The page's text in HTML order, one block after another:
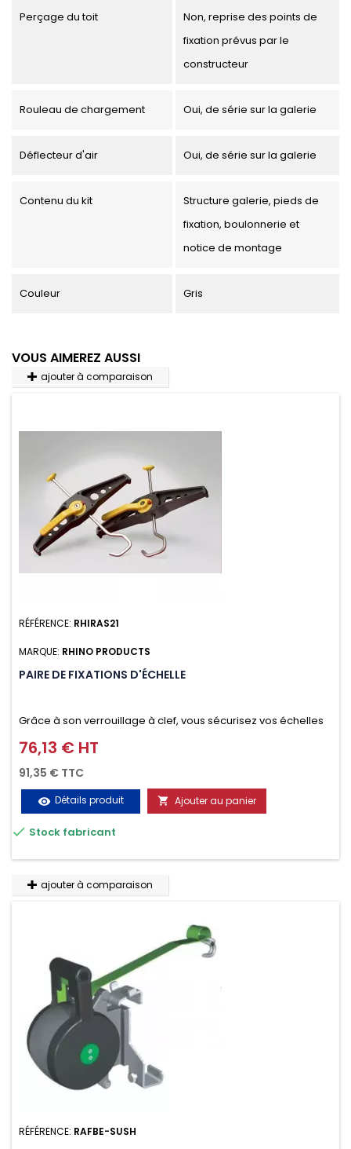
Perçage du toit
Non, reprise des points de
fixation prévus par le
constructeur
Rouleau de chargement Oui, de série sur la galerie
Déflecteur d'air Oui, de série sur la galerie
Contenu du kit
Structure galerie, pieds de
fixation, boulonnerie et
notice de montage
Couleur Gris
VOUS AIMEREZ AUSSI
ajouter à comparaison
RÉFÉRENCE: RHIRAS21
MARQUE: RHINO PRODUCTS
PAIRE DE FIXATIONS D'ÉCHELLE
Grâce à son verrouillage à clef, vous sécurisez vos échelles
d'un seul geste aussi bien contre le vol que pendant le
transport. Référence vendue par paire.
Prix
76,13 € HT
91,35 € TTC
visibility Détails produit  Ajouter au panier
 Stock fabricant
ajouter à comparaison
RÉFÉRENCE: RAFBE-SUSH